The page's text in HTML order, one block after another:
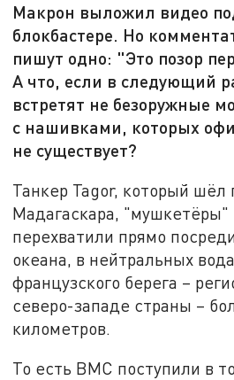
Макрон выложил видео
блокбастере. Но
пишут одно: "Это позор
А что, если в следующий
встретят не безоружные
с нашивками, которых
не существует?
Танкер Tagor, который шёл
Мадагаскара, "мушкетёры"
перехватили прямо
океана, в нейтральных
французского берега –
северо-западе страны –
километров.
То есть ВМС поступили в